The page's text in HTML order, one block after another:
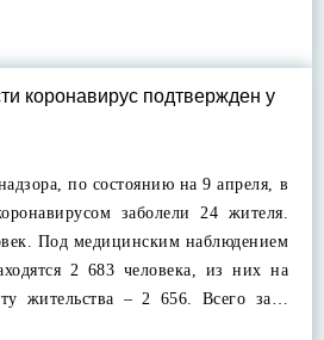
коронавирус подтвержден у
по состоянию на 9 апреля, в
заболели 24 жителя.
Под медицинским наблюдением
2 683 человека, из них на
жительства – 2 656. Всего за…